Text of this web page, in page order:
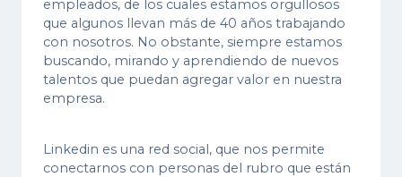
empleados, de los cuales estamos orgullosos
que algunos llevan más de 40 años trabajando
con nosotros. No obstante, siempre estamos
buscando, mirando y aprendiendo de nuevos
talentos que puedan agregar valor en nuestra
empresa.
Linkedin es una red social, que nos permite
conectarnos con personas del rubro que están